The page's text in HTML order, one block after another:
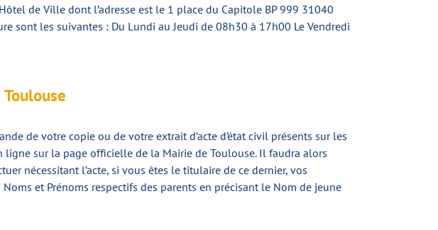
de Ville dont l’adresse est le 1 place du Capitole BP 999 31040
sont les suivantes : Du Lundi au Jeudi de 08h30 à 17h00 Le Vendredi
de votre copie ou de votre extrait d’acte d’état civil présents sur les
ligne sur la page officielle de la Mairie de Toulouse. Il faudra alors
nécessitant l’acte, si vous êtes le titulaire de ce dernier, vos
et Prénoms respectifs des parents en précisant le Nom de jeune